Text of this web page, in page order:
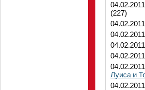
(227)
Луиса и